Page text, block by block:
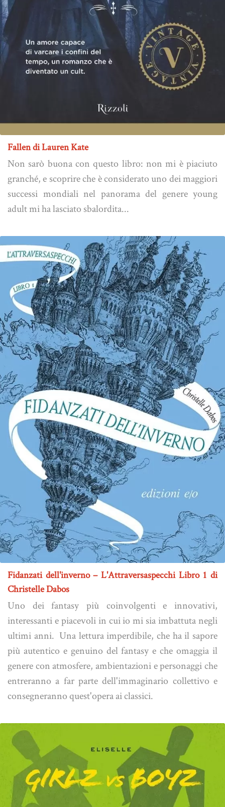
Fallen di Lauren Kate
Non sarò buona con questo libro: non mi è piaciuto
granché, e scoprire che è considerato uno dei maggiori
successi mondiali nel panorama del genere young
adult mi ha lasciato sbalordita...
Fidanzati dell'inverno – L'Attraversaspecchi Libro 1 di
Christelle Dabos
Uno dei fantasy più coinvolgenti e innovativi,
interessanti e piacevoli in cui io mi sia imbattuta negli
ultimi anni. Una lettura imperdibile, che ha il sapore
più autentico e genuino del fantasy e che omaggia il
genere con atmosfere, ambientazioni e personaggi che
entreranno a far parte dell'immaginario collettivo e
consegneranno quest'opera ai classici.